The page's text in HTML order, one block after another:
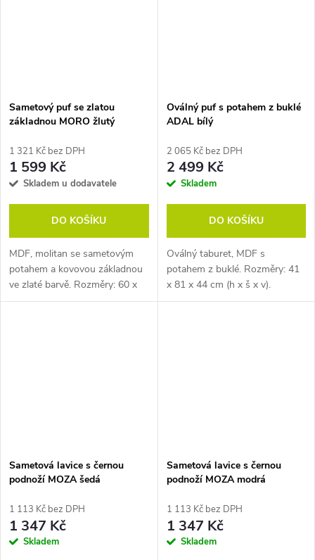
Sametový puf se zlatou
základnou MORO žlutý
1 321 Kč bez DPH
1 599 Kč
Skladem u dodavatele
DO KOŠÍKU
MDF, molitan se sametovým
potahem a kovovou základnou
ve zlaté barvě. Rozměry: 60 x
60 x 40 cm (h x š x v).
Oválný puf s potahem z buklé
ADAL bílý
2 065 Kč bez DPH
2 499 Kč
Skladem
DO KOŠÍKU
Oválný taburet, MDF s
potahem z buklé. Rozměry: 41
x 81 x 44 cm (h x š x v).
Sametová lavice s černou
podnoží MOZA šedá
1 113 Kč bez DPH
1 347 Kč
Skladem
Sametová lavice s černou
podnoží MOZA modrá
1 113 Kč bez DPH
1 347 Kč
Skladem